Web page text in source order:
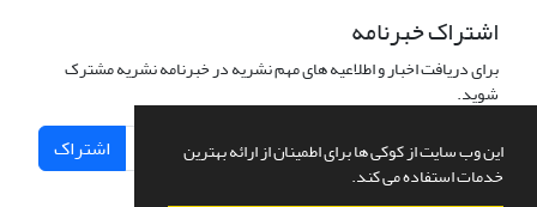
این وب سایت از کوکی ها برای اطمینان از ارائه بهترین
خدمات استفاده می کند.
اشتراک خبرنامه
برای دریافت اخبار و اطلاعیه های مهم نشریه در خبرنامه نشریه مشترک
شوید.
اشتراک